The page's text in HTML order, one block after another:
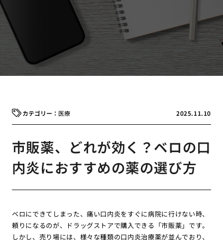
2025.11.10
医療
市販薬、どれが効く？ベロの口
内炎におすすめの薬の選び方
ベロにできてしまった、痛い口内炎をすぐに病院に行けない時、
頼りになるのが、ドラッグストアで購入できる「市販薬」です。
しかし、売り場には、様々な種類の口内炎治療薬が並んでおり、